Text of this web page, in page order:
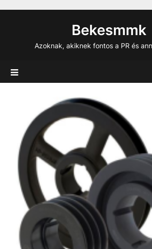
Bekesmmk
Azoknak, akiknek fontos a PR és